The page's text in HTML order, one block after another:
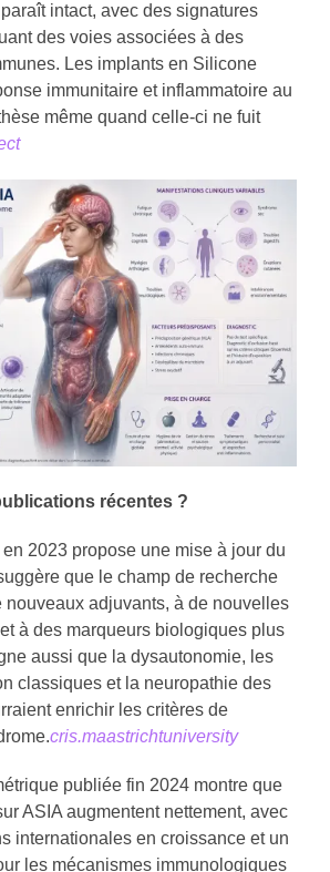
paraît intact, avec des signatures
des voies associées à des
Les implants en Silicone
immunitaire et inflammatoire au
même quand celle-ci ne fuit
récentes ?
2023 propose une mise à jour du
que le champ de recherche
nouveaux adjuvants, à de nouvelles
à des marqueurs biologiques plus
aussi que la dysautonomie, les
classiques et la neuropathie des
enrichir les critères de
cris.maastrichtuniversity
publiée fin 2024 montre que
ASIA augmentent nettement, avec
internationales en croissance et un
les mécanismes immunologiques